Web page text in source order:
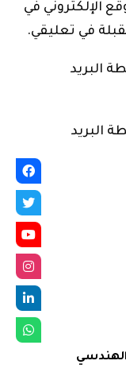
الإلكتروني في
في تعليقي.
البريد
البريد